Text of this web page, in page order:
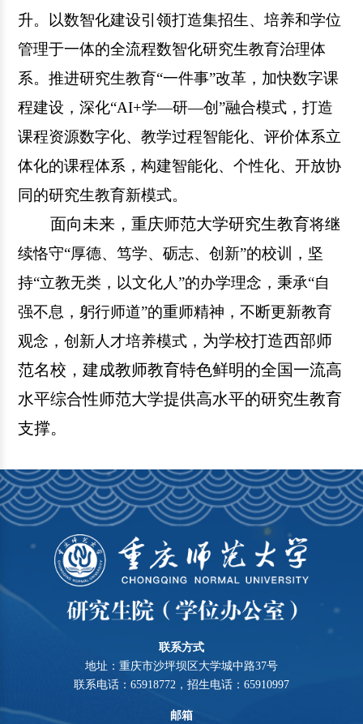
升。以数智化建设引领打造集招生、培养和学位
管理于一体的全流程数智化研究生教育治理体
系。推进研究生教育“一件事”改革，加快数字课
程建设，深化“AI+学—研—创”融合模式，打造
课程资源数字化、教学过程智能化、评价体系立
体化的课程体系，构建智能化、个性化、开放协
同的研究生教育新模式。
面向未来，重庆师范大学研究生教育将继
续恪守“厚德、笃学、砺志、创新”的校训，坚
持“立教无类，以文化人”的办学理念，秉承“自
强不息，躬行师道”的重师精神，不断更新教育
观念，创新人才培养模式， 为学校打造西部师
范名校，建成教师教育特色鲜明的全国一流高
水平综合性师范大学提供高水平的研究生教育
支撑。
联系方式
地址：重庆市沙坪坝区大学城中路37号
联系电话：65918772，招生电话：65910997
邮箱